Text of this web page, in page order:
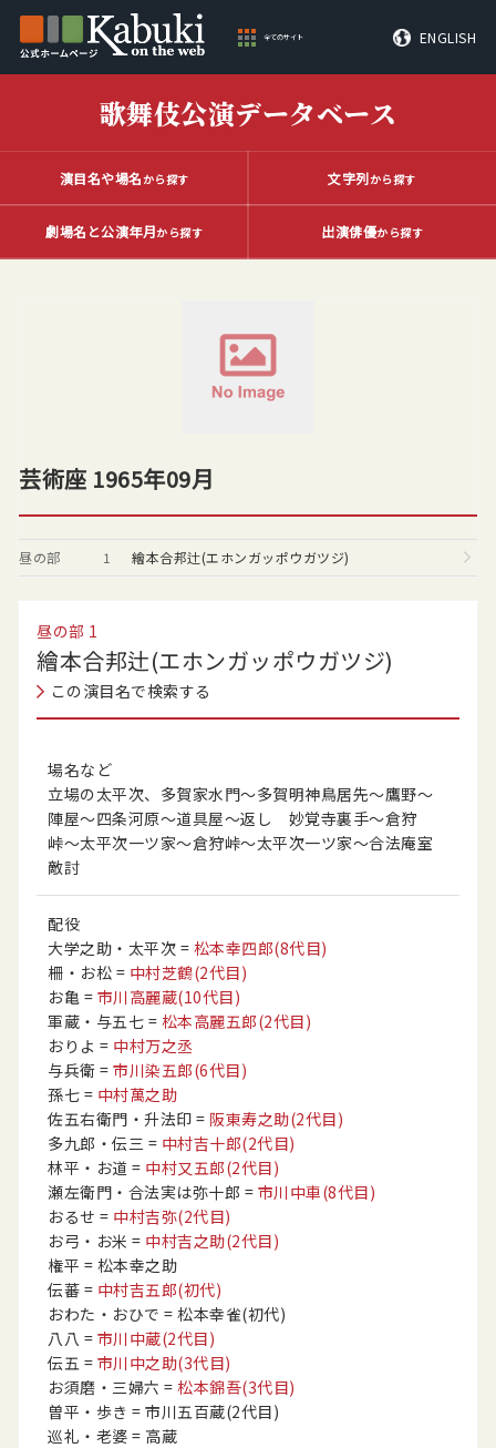
全てのサイト ENGLISH
歌舞伎公演データベース
演目名や場名から探す 文字列から探す
劇場名と公演年月から探す 出演俳優から探す
芸術座 1965年09月
昼の部 1 繪本合邦辻(エホンガッポウガツジ)
昼の部 1
繪本合邦辻(エホンガッポウガツジ)
この演目名で検索する
場名など
立場の太平次、多賀家水門〜多賀明神鳥居先〜鷹野〜
陣屋〜四条河原〜道具屋〜返し 妙覚寺裏手〜倉狩
峠〜太平次一ツ家〜倉狩峠〜太平次一ツ家〜合法庵室
敵討
配役
大学之助・太平次 = 松本幸四郎(8代目)
柵・お松 = 中村芝鶴(2代目)
お亀 = 市川高麗蔵(10代目)
軍蔵・与五七 = 松本高麗五郎(2代目)
おりよ = 中村万之丞
与兵衛 = 市川染五郎(6代目)
孫七 = 中村萬之助
佐五右衛門・升法印 = 阪東寿之助(2代目)
多九郎・伝三 = 中村吉十郎(2代目)
林平・お道 = 中村又五郎(2代目)
瀬左衛門・合法実は弥十郎 = 市川中車(8代目)
おるせ = 中村吉弥(2代目)
お弓・お米 = 中村吉之助(2代目)
権平 = 松本幸之助
伝蕃 = 中村吉五郎(初代)
おわた・おひで = 松本幸雀(初代)
八八 = 市川中蔵(2代目)
伝五 = 市川中之助(3代目)
お須磨・三婦六 = 松本錦吾(3代目)
曽平・歩き = 市川五百蔵(2代目)
巡礼・老婆 = 高蔵